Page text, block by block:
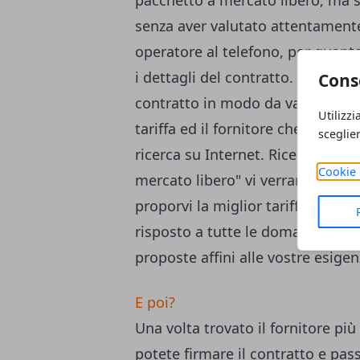
Cookie
senza aver valutato
operatore al telefono, per
i dettagli del contratto. Fatevi
contratto in modo da valutarne
tariffa ed il fornitore che meglio
ricerca su Internet. Ricercando
mercato libero" vi verranno
proporvi la miglior tariffa in base
risposto a tutte le domande del
proposte affini alle vostre
E poi?
Una volta trovato il fornitore
potete firmare il contratto e